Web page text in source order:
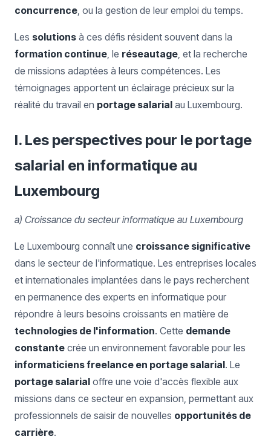
concurrence, ou la gestion de leur emploi du temps.
Les solutions à ces défis résident souvent dans la
formation continue, le réseautage, et la recherche
de missions adaptées à leurs compétences. Les
témoignages apportent un éclairage précieux sur la
réalité du travail en portage salarial au Luxembourg.
I. Les perspectives pour le portage
salarial en informatique au
Luxembourg
a) Croissance du secteur informatique au Luxembourg
Le Luxembourg connaît une croissance significative
dans le secteur de l'informatique. Les entreprises locales
et internationales implantées dans le pays recherchent
en permanence des experts en informatique pour
répondre à leurs besoins croissants en matière de
technologies de l'information. Cette demande
constante crée un environnement favorable pour les
informaticiens freelance en portage salarial. Le
portage salarial offre une voie d'accès flexible aux
missions dans ce secteur en expansion, permettant aux
professionnels de saisir de nouvelles opportunités de
carrière.